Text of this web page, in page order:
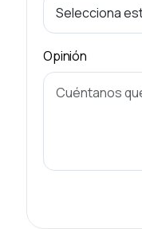
Opinión